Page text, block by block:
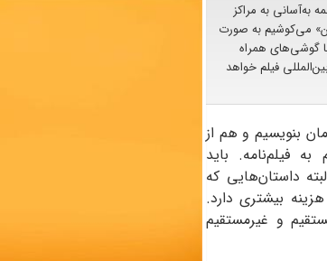
به‌آسانی به مراکز
می‌کوشیم به صورت
گوشی‌های همراه
فیلم خواهد
بنویسیم و هم از
فیلم‌نامه. باید
داستان‌هایی که
بیشتری دارد.
و غیرمستقیم